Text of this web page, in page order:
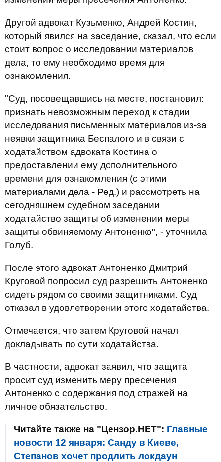
Другой адвокат Кузьменко, Андрей Костин,
который явился на заседание, сказал, что если
стоит вопрос о исследовании материалов
дела, то ему необходимо время для
ознакомления.
"Суд, посовещавшись на месте, постановил:
признать невозможным переход к стадии
исследования письменных материалов из-за
неявки защитника Беспалого и в связи с
ходатайством адвоката Костина о
предоставлении ему дополнительного
времени для ознакомления (с этими
материалами дела - Ред.) и рассмотреть на
сегодняшнем судебном заседании
ходатайство защиты об изменении меры
защиты обвиняемому Антоненко", - уточнила
Голуб.
После этого адвокат Антоненко Дмитрий
Круговой попросил суд разрешить Антоненко
сидеть рядом со своими защитниками. Суд
отказал в удовлетворении этого ходатайства.
Отмечается, что затем Круговой начал
докладывать по сути ходатайства.
В частности, адвокат заявил, что защита
просит суд изменить меру пресечения
Антоненко с содержания под стражей на
личное обязательство.
Читайте также на "Цензор.НЕТ": Главные
новости 12 января: Санду в Киеве,
Степанов хочет продлить локдаун